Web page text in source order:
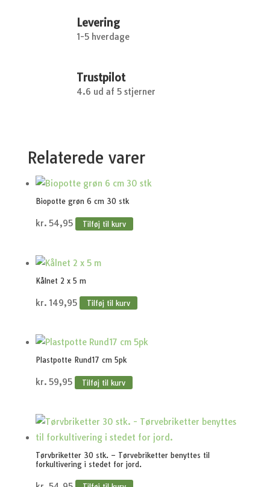
Levering
1-5 hverdage
Trustpilot
4.6 ud af 5 stjerner
Relaterede varer
Biopotte grøn 6 cm 30 stk
kr. 54,95 Tilføj til kurv
Kålnet 2 x 5 m
kr. 149,95 Tilføj til kurv
Plastpotte Rund17 cm 5pk
kr. 59,95 Tilføj til kurv
Tørvbriketter 30 stk. – Tørvebriketter benyttes til
forkultivering i stedet for jord.